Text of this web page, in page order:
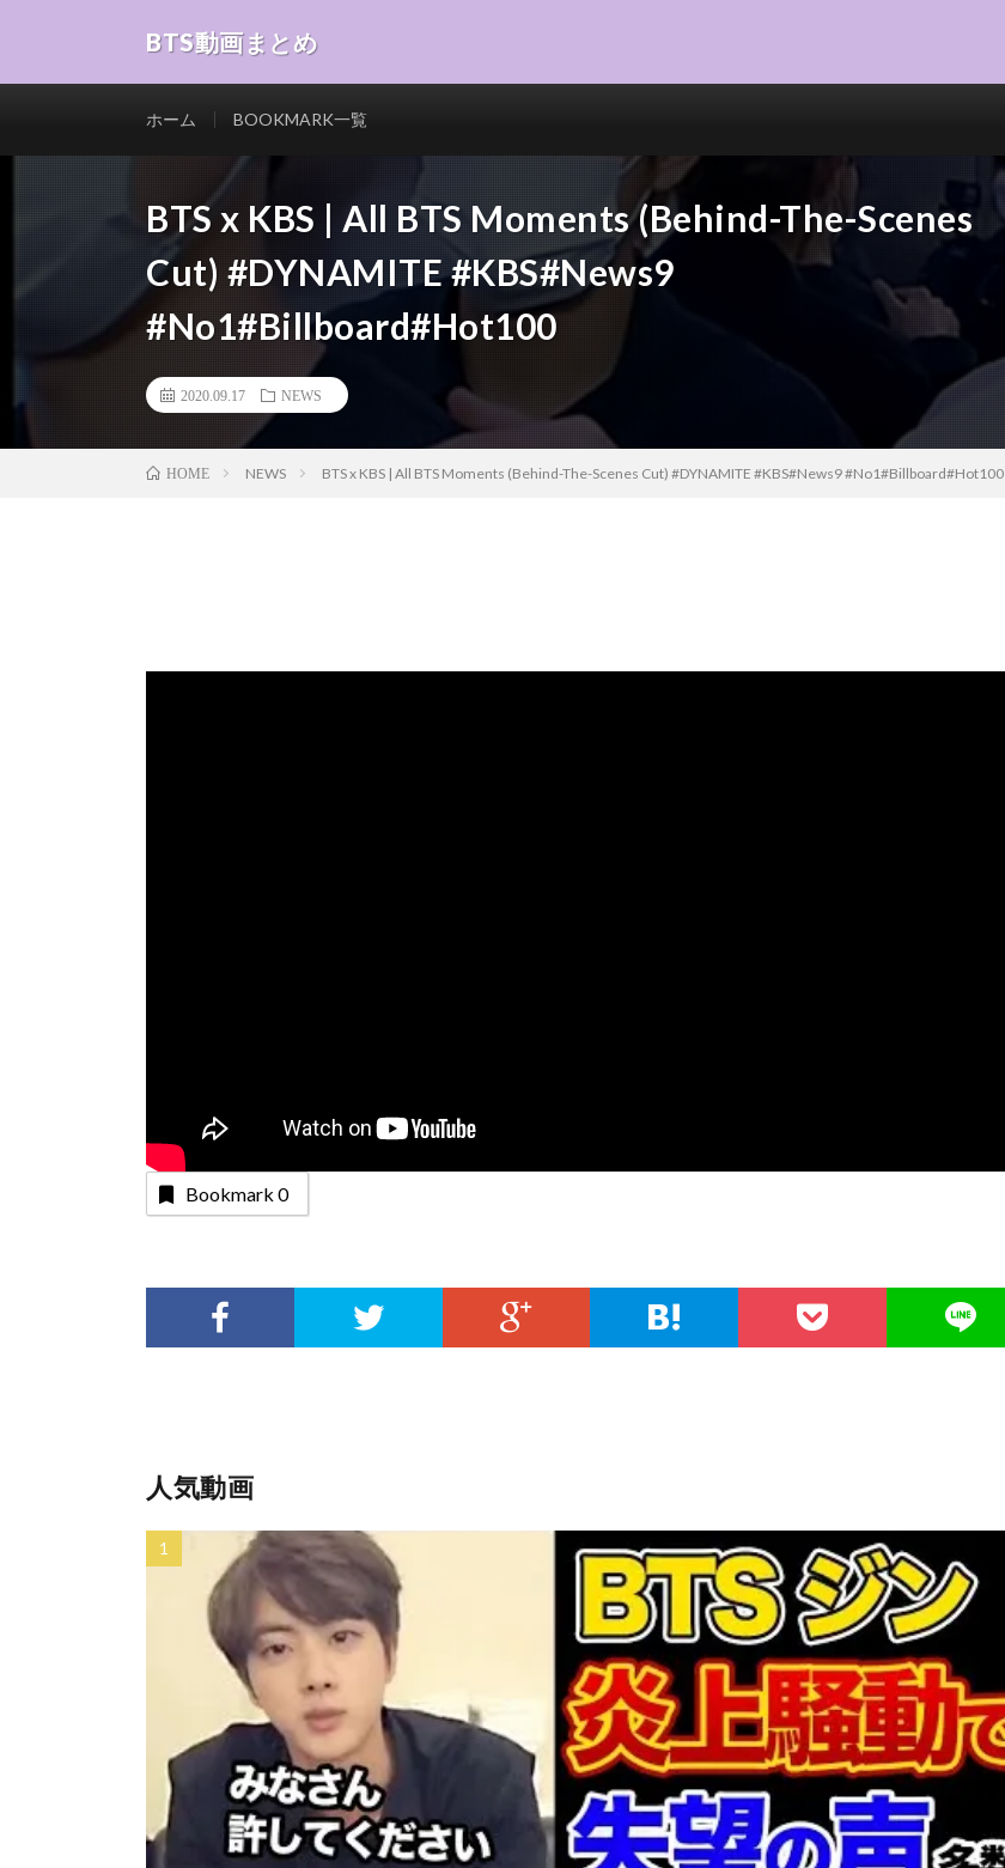
BTS動画まとめ
ホーム BOOKMARK一覧
BTS x KBS | All BTS Moments (Behind-The-Scenes
Cut) #DYNAMITE #KBS#News9
#No1#Billboard#Hot100
2020.09.17 NEWS
HOME NEWS BTS x KBS | All BTS Moments (Behind-The-Scenes Cut) #DYNAMITE #KBS#News9 #No1#Billboard#Hot100
Bookmark 0
人気動画